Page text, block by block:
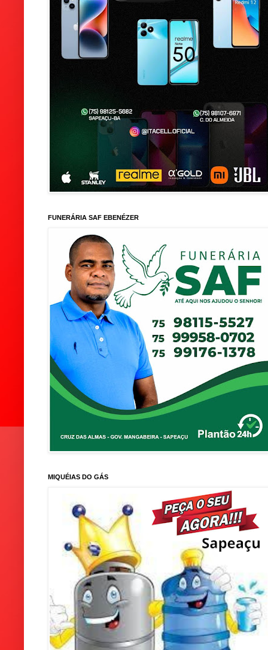
FUNERÁRIA SAF EBENÉZER
MIQUÉIAS DO GÁS